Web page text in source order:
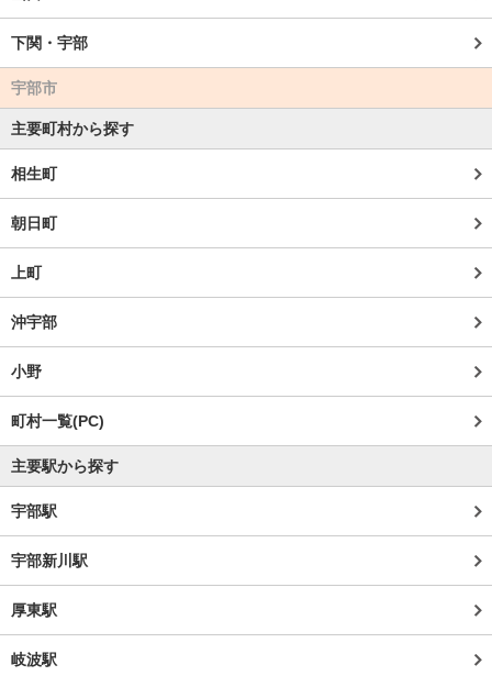
下関・宇部
宇部市
主要町村から探す
相生町
朝日町
上町
沖宇部
小野
町村一覧(PC)
主要駅から探す
宇部駅
宇部新川駅
厚東駅
岐波駅